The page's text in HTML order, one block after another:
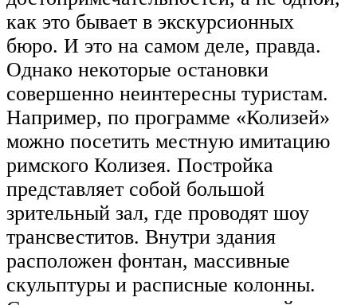
как это бывает в экскурсионных
бюро. И это на самом деле, правда.
Однако некоторые остановки
совершенно неинтересны туристам.
Например, по программе «Колизей»
можно посетить местную имитацию
римского Колизея. Постройка
представляет собой большой
зрительный зал, где проводят шоу
трансвеститов. Внутри здания
расположен фонтан, массивные
скульптуры и расписные колонны.